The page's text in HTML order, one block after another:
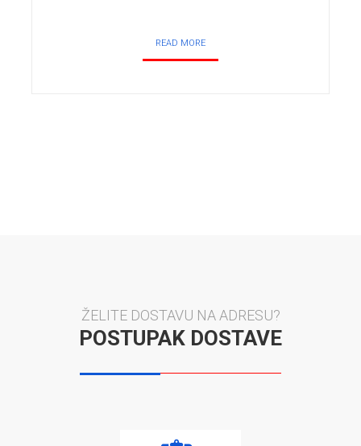
READ MORE
ŽELITE DOSTAVU NA ADRESU?
POSTUPAK DOSTAVE